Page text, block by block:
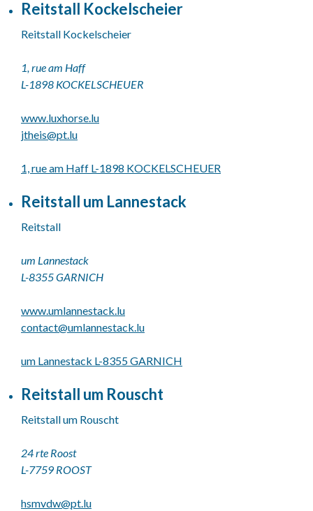
Reitstall Kockelscheier
Reitstall Kockelscheier
1, rue am Haff
L-1898 KOCKELSCHEUER
www.luxhorse.lu
jtheis@pt.lu
1, rue am Haff L-1898 KOCKELSCHEUER
Reitstall um Lannestack
Reitstall
um Lannestack
L-8355 GARNICH
www.umlannestack.lu
contact@umlannestack.lu
um Lannestack L-8355 GARNICH
Reitstall um Rouscht
Reitstall um Rouscht
24 rte Roost
L-7759 ROOST
hsmvdw@pt.lu